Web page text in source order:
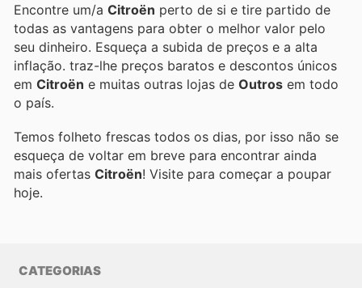
Encontre um/a Citroën perto de si e tire partido de
todas as vantagens para obter o melhor valor pelo
seu dinheiro. Esqueça a subida de preços e a alta
inflação. traz-lhe preços baratos e descontos únicos
em Citroën e muitas outras lojas de Outros em todo
o país.
Temos folheto frescas todos os dias, por isso não se
esqueça de voltar em breve para encontrar ainda
mais ofertas Citroën ! Visite para começar a poupar
hoje.
CATEGORIAS